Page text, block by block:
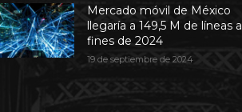
Mercado móvil de México
llegaría a 149,5 M de líneas a
fines de 2024
19 de septiembre de 2024